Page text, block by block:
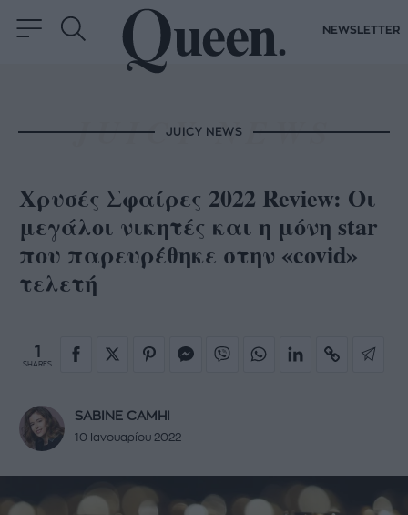
NEWSLETTER
JUICY NEWS
Χρυσές Σφαίρες 2022 Review: Οι
μεγάλοι νικητές και η μόνη star
που παρευρέθηκε στην «covid»
τελετή
1
SHARES
SABINE CAMHI
10 Ιανουαρίου 2022